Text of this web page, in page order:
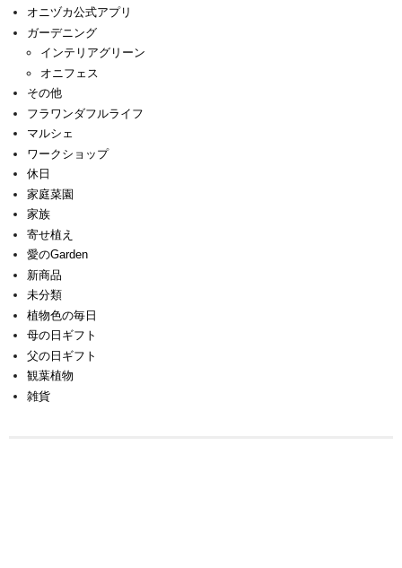
オニヅカ公式アプリ
ガーデニング
インテリアグリーン
オニフェス
その他
フラワンダフルライフ
マルシェ
ワークショップ
休日
家庭菜園
家族
寄せ植え
愛のGarden
新商品
未分類
植物色の毎日
母の日ギフト
父の日ギフト
観葉植物
雑貨